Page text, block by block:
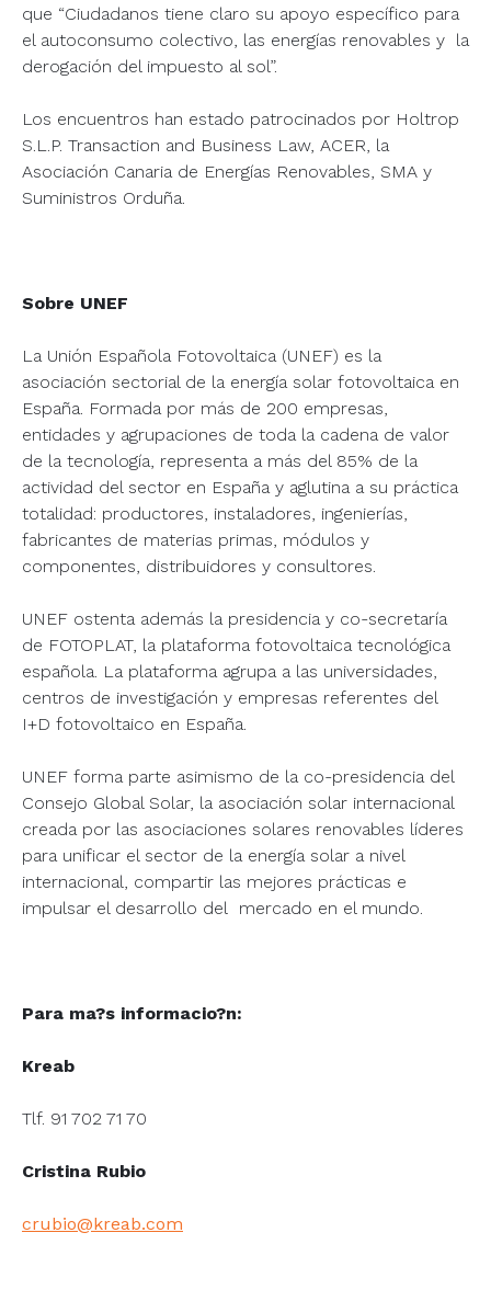
que “Ciudadanos tiene claro su apoyo específico para
el autoconsumo colectivo, las energías renovables y la
derogación del impuesto al sol”.
Los encuentros han estado patrocinados por Holtrop
S.L.P. Transaction and Business Law, ACER, la
Asociación Canaria de Energías Renovables, SMA y
Suministros Orduña.
Sobre UNEF
La Unión Española Fotovoltaica (UNEF) es la
asociación sectorial de la energía solar fotovoltaica en
España. Formada por más de 200 empresas,
entidades y agrupaciones de toda la cadena de valor
de la tecnología, representa a más del 85% de la
actividad del sector en España y aglutina a su práctica
totalidad: productores, instaladores, ingenierías,
fabricantes de materias primas, módulos y
componentes, distribuidores y consultores.
UNEF ostenta además la presidencia y co-secretaría
de FOTOPLAT, la plataforma fotovoltaica tecnológica
española. La plataforma agrupa a las universidades,
centros de investigación y empresas referentes del
I+D fotovoltaico en España.
UNEF forma parte asimismo de la co-presidencia del
Consejo Global Solar, la asociación solar internacional
creada por las asociaciones solares renovables líderes
para unificar el sector de la energía solar a nivel
internacional, compartir las mejores prácticas e
impulsar el desarrollo del mercado en el mundo.
Para ma?s informacio?n:
Kreab
Tlf. 91 702 71 70
Cristina Rubio
crubio@kreab.com